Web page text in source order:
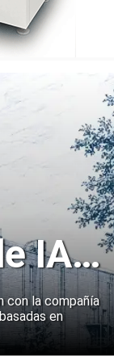
IA
con la compañía
en